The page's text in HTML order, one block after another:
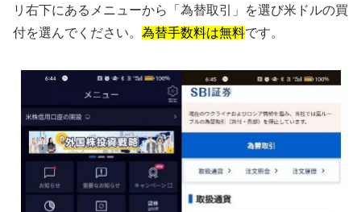
リ右下にあるメニューから「為替取引」を選び米ドルの買
付を選んでください。 為替手数料は無料です。